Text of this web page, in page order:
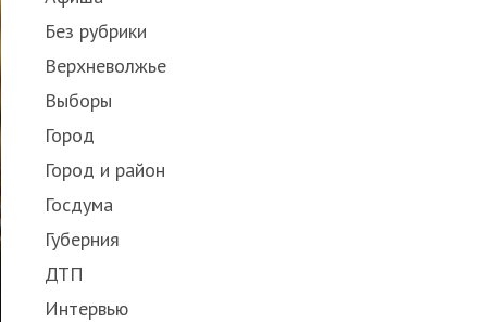
Без рубрики
Верхневолжье
Выборы
Город
Город и район
Госдума
Губерния
ДТП
Интервью